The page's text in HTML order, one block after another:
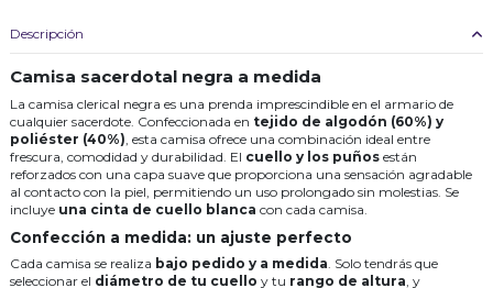
Descripción
Camisa sacerdotal negra a medida
La camisa clerical negra es una prenda imprescindible en el armario de
cualquier sacerdote. Confeccionada en tejido de algodón (60%) y
poliéster (40%) , esta camisa ofrece una combinación ideal entre
frescura, comodidad y durabilidad. El cuello y los puños están
reforzados con una capa suave que proporciona una sensación agradable
al contacto con la piel, permitiendo un uso prolongado sin molestias. Se
incluye una cinta de cuello blanca con cada camisa.
Confección a medida: un ajuste perfecto
Cada camisa se realiza bajo pedido y a medida. Solo tendrás que
seleccionar el diámetro de tu cuello y tu rango de altura, y